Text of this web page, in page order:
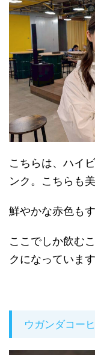
こちらは、ハイ
ンク。こちらも
鮮やかな赤色も
ここでしか飲む
クになっていま
ウガンダコー